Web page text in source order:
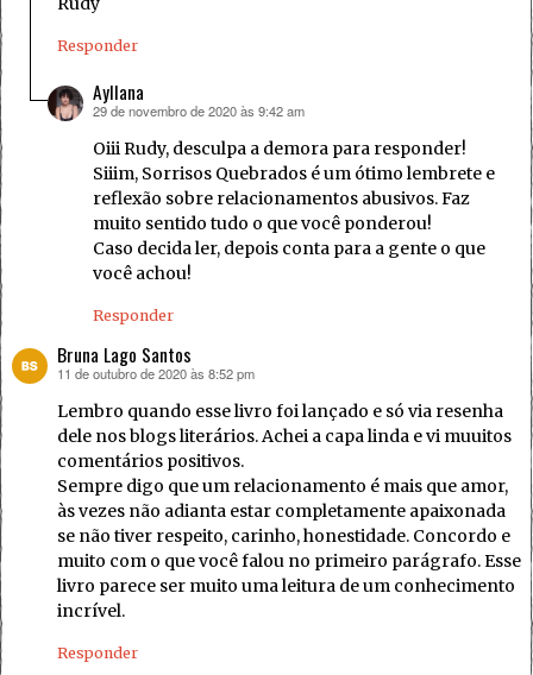
Responder
Ayllana
disse:
29 de novembro de 2020 às 9:42 am
Oiii Rudy, desculpa a demora para responder!
Siiim, Sorrisos Quebrados é um ótimo lembrete e
reflexão sobre relacionamentos abusivos. Faz
muito sentido tudo o que você ponderou!
Caso decida ler, depois conta para a gente o que
você achou!
Responder
Bruna Lago Santos
disse:
11 de outubro de 2020 às 8:52 pm
Lembro quando esse livro foi lançado e só via resenha
dele nos blogs literários. Achei a capa linda e vi muuitos
comentários positivos.
Sempre digo que um relacionamento é mais que amor,
às vezes não adianta estar completamente apaixonada
se não tiver respeito, carinho, honestidade. Concordo e
muito com o que você falou no primeiro parágrafo. Esse
livro parece ser muito uma leitura de um conhecimento
incrível.
Responder